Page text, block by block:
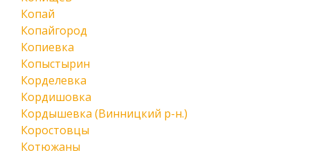
Копай
Копайгород
Копиевка
Копыстырин
Корделевка
Кордишовка
Кордышевка (Винницкий р-н.)
Коростовцы
Котюжаны